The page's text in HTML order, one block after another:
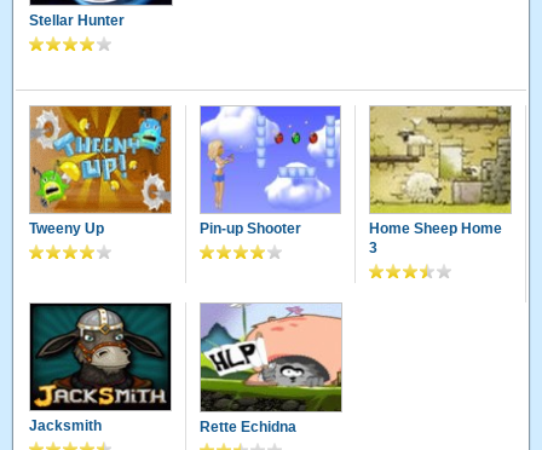
Stellar Hunter
Tweeny Up Pin-up Shooter
Home Sheep Home
3
Jacksmith Rette Echidna